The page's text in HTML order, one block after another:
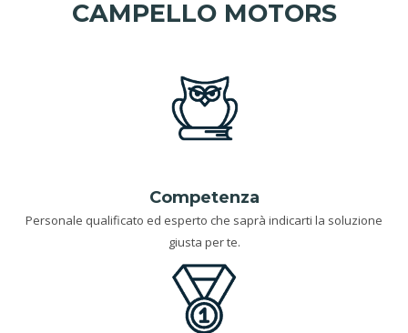
CAMPELLO MOTORS
Competenza
Personale qualificato ed esperto che saprà indicarti la soluzione
giusta per te.